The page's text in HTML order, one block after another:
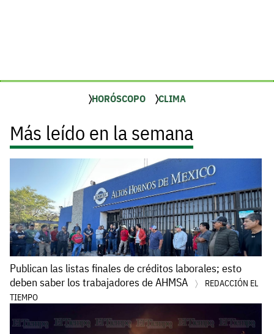
HORÓSCOPO CLIMA
Más leído en la semana
Publican las listas finales de créditos laborales; esto
deben saber los trabajadores de AHMSA
REDACCIÓN EL
TIEMPO